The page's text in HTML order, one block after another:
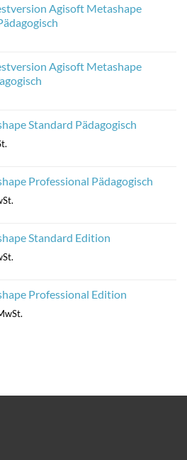
Agisoft Metashape
Agisoft Metashape
Standard Pädagogisch
Professional Pädagogisch
Standard Edition
Professional Edition